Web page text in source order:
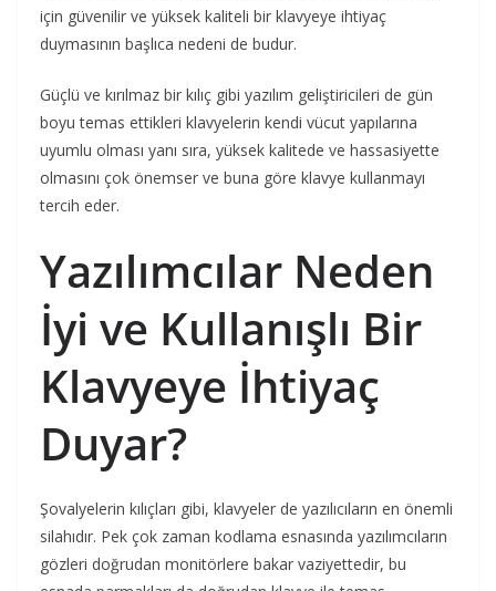
için güvenilir ve yüksek kaliteli bir klavyeye ihtiyaç
duymasının başlıca nedeni de budur.
Güçlü ve kırılmaz bir kılıç gibi yazılım geliştiricileri de gün
boyu temas ettikleri klavyelerin kendi vücut yapılarına
uyumlu olması yanı sıra, yüksek kalitede ve hassasiyette
olmasını çok önemser ve buna göre klavye kullanmayı
tercih eder.
Yazılımcılar Neden
İyi ve Kullanışlı Bir
Klavyeye İhtiyaç
Duyar?
Şovalyelerin kılıçları gibi, klavyeler de yazılıcıların en önemli
silahıdır. Pek çok zaman kodlama esnasında yazılımcıların
gözleri doğrudan monitörlere bakar vaziyettedir, bu